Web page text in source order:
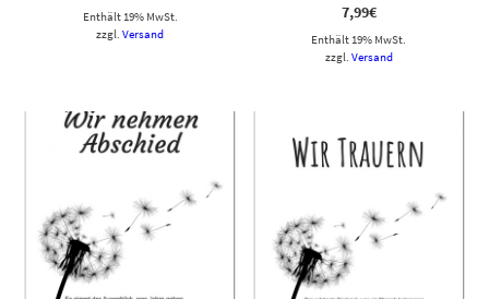
Enthält 19% MwSt.
zzgl.Versand
7,99€
Enthält 19% MwSt.
zzgl. Versand